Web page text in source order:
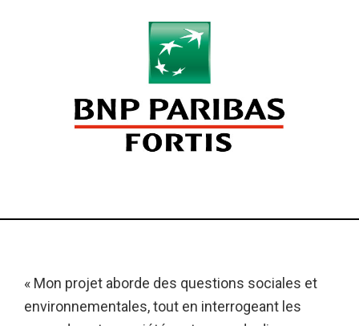
« Mon projet aborde des questions sociales et
environnementales, tout en interrogeant les